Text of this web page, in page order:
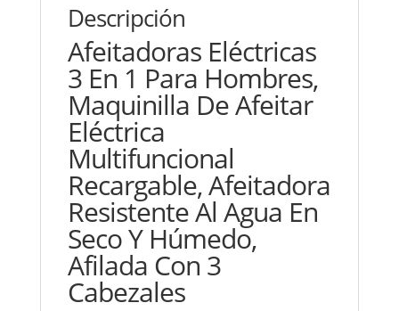
Descripción
Afeitadoras Eléctricas
3 En 1 Para Hombres,
Maquinilla De Afeitar
Eléctrica
Multifuncional
Recargable, Afeitadora
Resistente Al Agua En
Seco Y Húmedo,
Afilada Con 3
Cabezales